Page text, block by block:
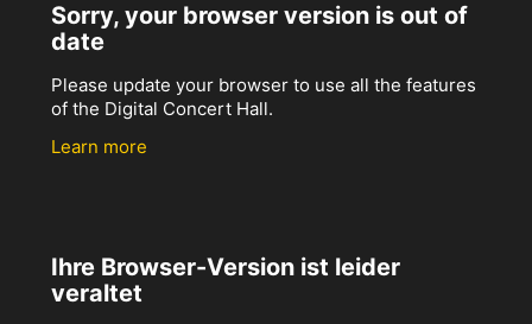
Sorry, your browser version is out of
date
Please update your browser to use all the features
of the Digital Concert Hall.
Learn more
Ihre Browser-Version ist leider
veraltet